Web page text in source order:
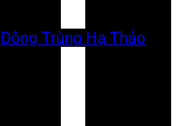
Đông Trùng Hạ Thảo